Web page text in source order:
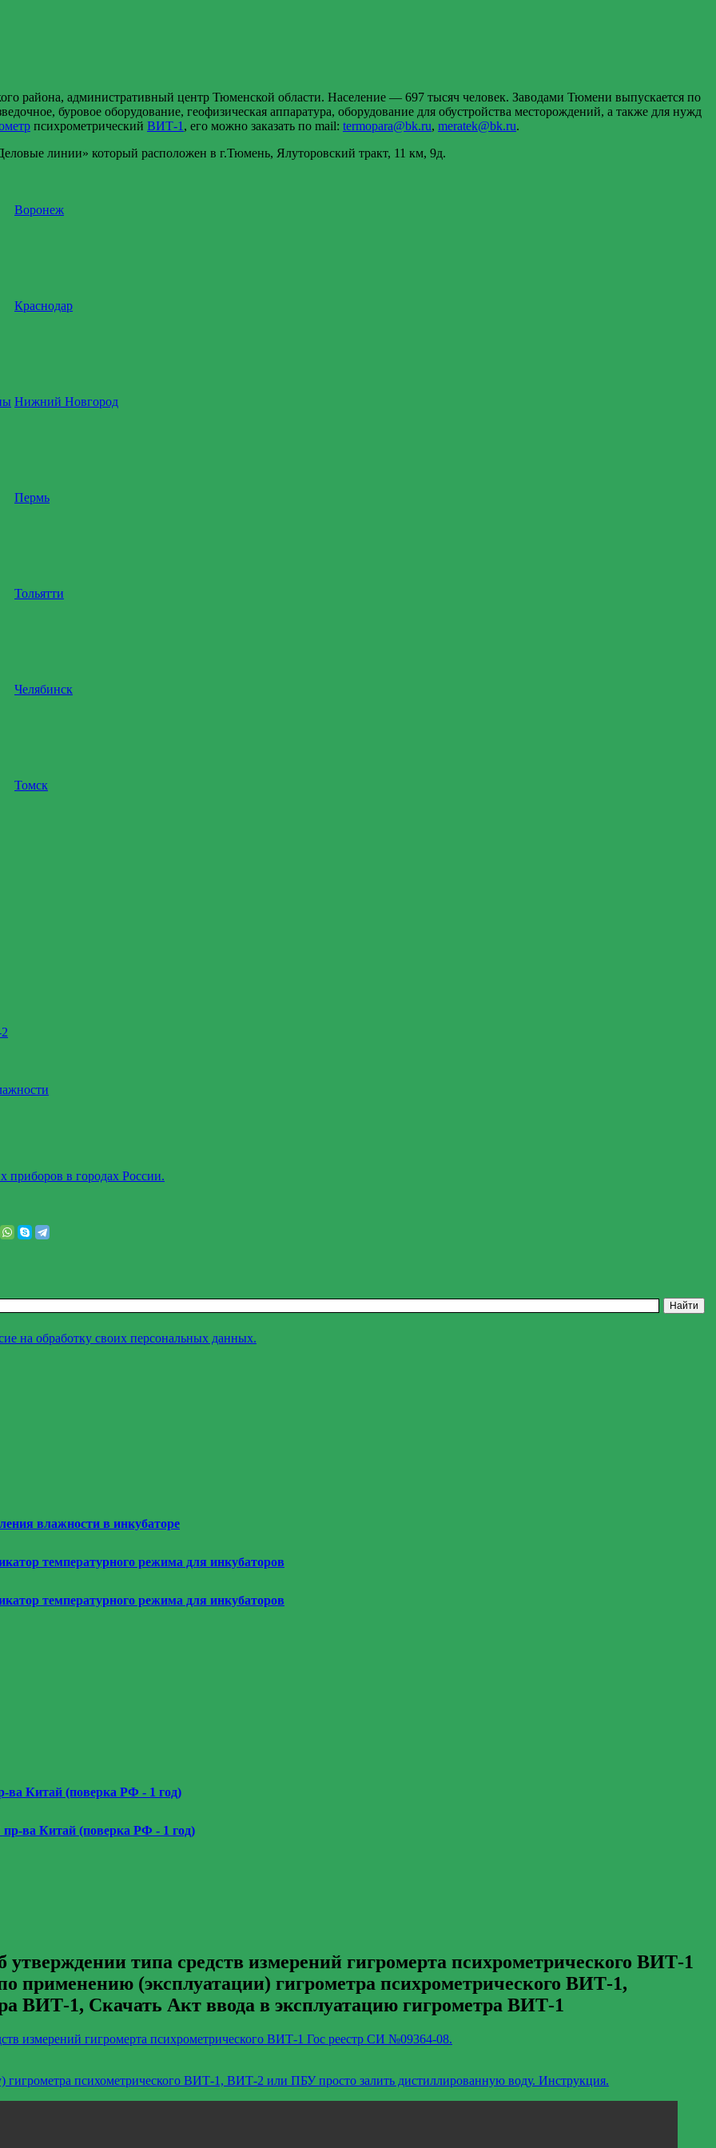
района, административный центр Тюменской области. Население — 697 тысяч человек. Заводами Тюмени выпускается по
буровое оборудование, геофизическая аппаратура, оборудование для обустройства месторождений, а также для нужд
психрометрический ВИТ-1 , его можно заказать по mail: termopara@bk.ru, meratek@bk.ru.
линии» который расположен в г.Тюмень, Ялуторовский тракт, 11 км, 9д.
Воронеж
Краснодар
Нижний Новгород
Пермь
Тольятти
Челябинск
Томск
приборов в городах России.
на обработку своих персональных данных.
влажности в инкубаторе
температурного режима для инкубаторов
температурного режима для инкубаторов
ва Китай (поверка РФ - 1 год)
ва Китай (поверка РФ - 1 год)
типа средств измерений гигромерта психрометрического ВИТ-1
применению (эксплуатации) гигрометра психрометрического ВИТ-1,
ВИТ-1, Скачать Акт ввода в эксплуатацию гигрометра ВИТ-1
измерений гигромерта психрометрического ВИТ-1 Гос реестр СИ №09364-08.
гигрометра психометрического ВИТ-1, ВИТ-2 или ПБУ просто залить дистиллированную воду. Инструкция.